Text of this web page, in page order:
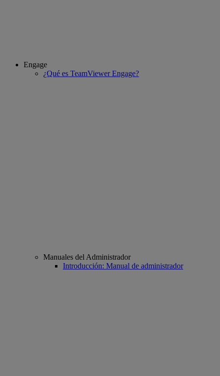
Engage
¿Qué es TeamViewer Engage?
Manuales del Administrador
Introducción: Manual de administrador